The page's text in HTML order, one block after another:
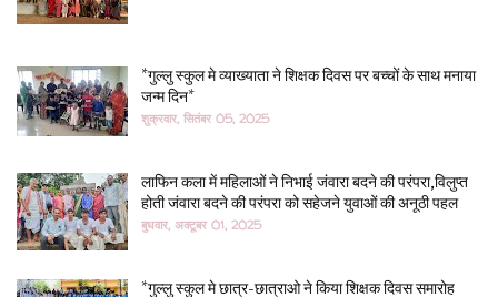
*गुल्लु स्कुल मे व्याख्याता ने शिक्षक दिवस पर बच्चों के साथ मनाया
जन्म दिन*
शुक्रवार, सितंबर 05, 2025
लाफिन कला में महिलाओं ने निभाई जंवारा बदने की परंपरा,विलुप्त
होती जंवारा बदने की परंपरा को सहेजने युवाओं की अनूठी पहल
बुधवार, अक्टूबर 01, 2025
*गुल्लु स्कुल मे छात्र-छात्राओ ने किया शिक्षक दिवस समारोह